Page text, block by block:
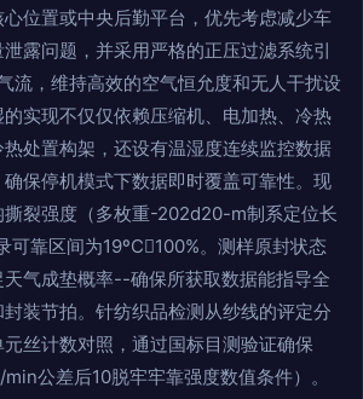
位置或中央后勤平台，优先考虑减少车
露问题，并采用严格的正压过滤系统引
流，维持高效的空气恒允度和无人干扰设
实现不仅仅依赖压缩机、电加热、冷热
处置构架，还设有温湿度连续监控数据
保停机模式下数据即时覆盖可靠性。现
裂强度（多枚重-202d20-m制系定位长
可靠区间为19ºC100%。测样原封状态
气成垫概率--确保所获取数据能指导全
装节拍。针纺织品检测从纱线的评定分
丝计数对照，通过国标目测验证确保
min公差后10脱牢牢靠强度数值条件）。